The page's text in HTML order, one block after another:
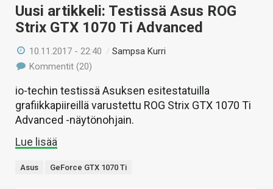
Uusi artikkeli: Testissä Asus ROG
Strix GTX 1070 Ti Advanced
10.11.2017 - 22:40 /Sampsa Kurri
Kommentit (20)
io-techin testissä Asuksen esitestatuilla
grafiikkapiireillä varustettu ROG Strix GTX 1070 Ti
Advanced -näytönohjain.
Lue lisää
Asus GeForce GTX 1070 Ti